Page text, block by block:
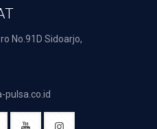
No.91D Sidoarjo,
pulsa.co.id